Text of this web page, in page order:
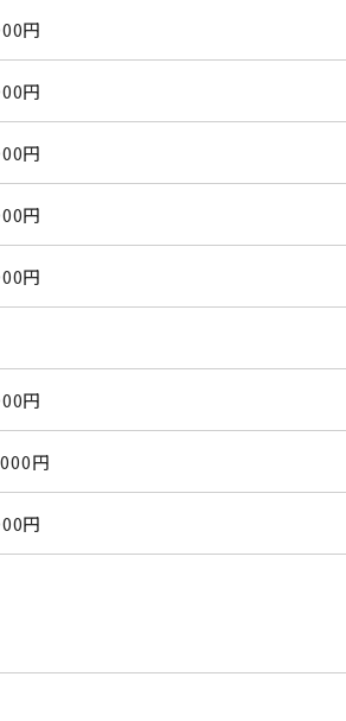
円
円
円
円
円
円
円
円